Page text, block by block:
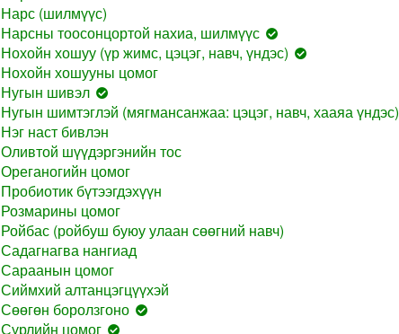
Нарс (шилмүүс)
Нарсны тоосонцортой нахиа, шилмүүс
Нохойн хошуу (үр жимс, цэцэг, навч, үндэс)
Нохойн хошууны цомог
Нугын шивэл
Нугын шимтэглэй (мягмансанжаа: цэцэг, навч, хааяа үндэс)
Нэг наст бивлэн
Оливтой шүүдэргэнийн тос
Ореганогийн цомог
Пробиотик бүтээгдэхүүн
Розмарины цомог
Ройбас (ройбуш буюу улаан сөөгний навч)
Садагнагва нангиад
Сараанын цомог
Сиймхий алтанцэгцүүхэй
Сөөгөн боролзгоно
Сүрлийн цомог